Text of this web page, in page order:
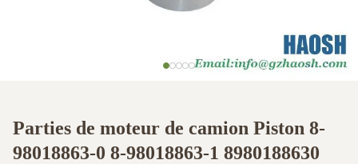
Parties de moteur de camion Piston 8-
98018863-0 8-98018863-1 8980188630